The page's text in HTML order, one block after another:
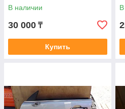
В наличии
30 000 ₸
Купить